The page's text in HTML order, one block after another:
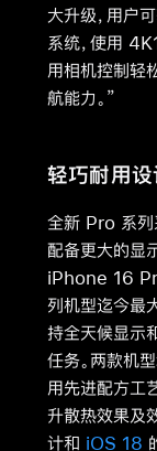
大升级，用户
系统，使用
用相机控制轻
航能力。”
轻巧耐用设
全新 Pro 系列
配备更大的显
iPhone 16
列机型迄今最
持全天候显示
任务。两款机
用先进配方工
升散热效果及
计和 iOS 18